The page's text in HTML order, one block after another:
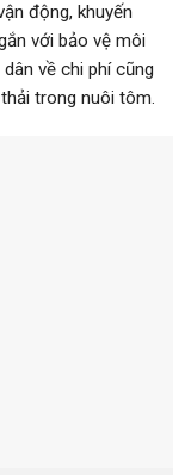
động, khuyến
với bảo vệ môi
về chi phí cũng
trong nuôi tôm.